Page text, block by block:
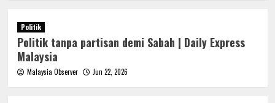
Politik
Politik tanpa partisan demi Sabah | Daily Express
Malaysia
Malaysia Observer Jun 22, 2026